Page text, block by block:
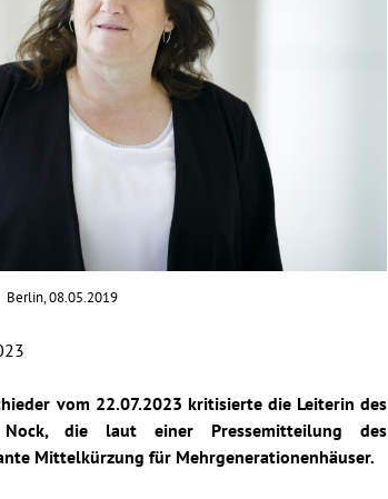
Berlin, 08.05.2019
vom 22.07.2023 kritisierte die Leiterin des
Nock, die laut einer Pressemitteilung des
Mittelkürzung für Mehrgenerationenhäuser.